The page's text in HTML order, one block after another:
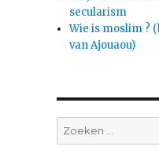
secularism
Wie is moslim ?
van Ajouaou)
Zoeken
naar: